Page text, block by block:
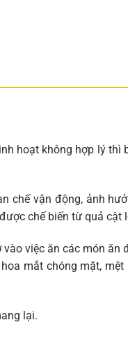
hoạt không hợp lý thì
chế vận động, ảnh
chế biến từ quả cật
việc ăn các món ăn
mắt chóng mặt,
lại.